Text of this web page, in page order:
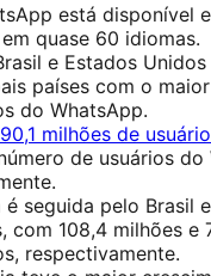
está disponível
quase 60 idiomas.
e Estados
países com o
do WhatsApp.
milhões de
de usuários do
é seguida pelo Brasil
com 108,4 milhões e
respectivamente.